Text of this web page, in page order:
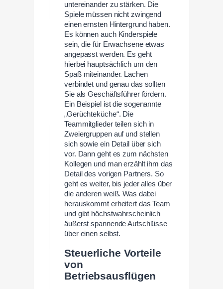
untereinander zu stärken. Die
Spiele müssen nicht zwingend
einen ernsten Hintergrund haben.
Es können auch Kinderspiele
sein, die für Erwachsene etwas
angepasst werden. Es geht
hierbei hauptsächlich um den
Spaß miteinander. Lachen
verbindet und genau das sollten
Sie als Geschäftsführer fördern.
Ein Beispiel ist die sogenannte
„Gerüchteküche“. Die
Teammitglieder teilen sich in
Zweiergruppen auf und stellen
sich sowie ein Detail über sich
vor. Dann geht es zum nächsten
Kollegen und man erzählt ihm das
Detail des vorigen Partners. So
geht es weiter, bis jeder alles über
die anderen weiß. Was dabei
herauskommt erheitert das Team
und gibt höchstwahrscheinlich
äußerst spannende Aufschlüsse
über einen selbst.
Steuerliche Vorteile
von
Betriebsausflügen